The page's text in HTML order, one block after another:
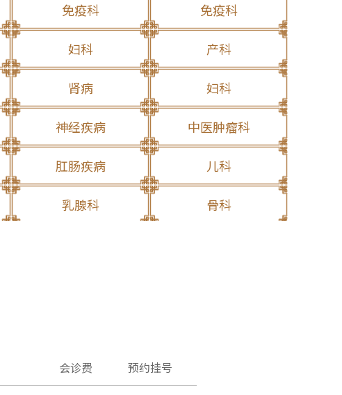
免疫科 免疫科
妇科 产科
肾病 妇科
神经疾病 中医肿瘤科
肛肠疾病 儿科
乳腺科 骨科
会诊费 预约挂号